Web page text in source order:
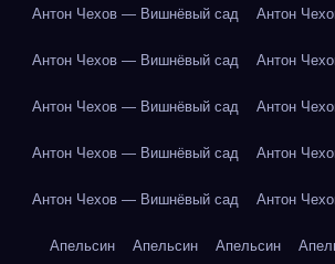
Антон Чехов — Вишнёвый сад Антон
Антон Чехов — Вишнёвый сад Антон
Антон Чехов — Вишнёвый сад Антон
Антон Чехов — Вишнёвый сад Антон
Антон Чехов — Вишнёвый сад Антон
Апельсин Апельсин Апельсин